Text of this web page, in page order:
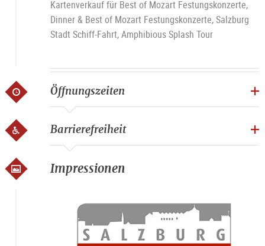
Kartenverkauf für Best of Mozart Festungskonzerte,
Dinner & Best of Mozart Festungskonzerte, Salzburg
Stadt Schiff-Fahrt, Amphibious Splash Tour
Öffnungszeiten
Barrierefreiheit
Impressionen